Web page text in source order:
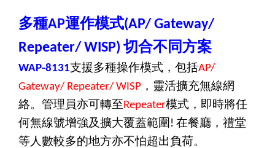
多種AP運作模式(AP/ Gateway/
Repeater/ WISP) 切合不同方案
WAP-8131支援多種操作模式，包括AP/
Gateway/ Repeater/ WISP ，靈活擴充無線網
絡。管理員亦可轉至 Repeater模式，即時將任
何無線號增強及擴大覆蓋範圍 ! 在餐廳，禮堂
等人數較多的地方亦不怕超出負荷。